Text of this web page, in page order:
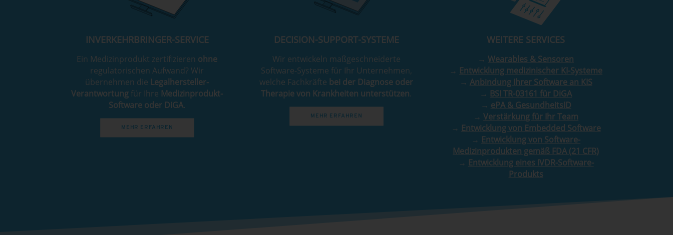
INVERKEHRBRINGER-SERVICE
Ein Medizinprodukt zertifizieren ohne
regulatorischen Aufwand? Wir
übernehmen die Legalhersteller-
Verantwortung für Ihre Medizinprodukt-
Software oder DiGA.
MEHR ERFAHREN
DECISION-SUPPORT-SYSTEME
Wir entwickeln maßgeschneiderte
Software-Systeme für Ihr Unternehmen,
welche Fachkräfte bei der Diagnose oder
Therapie von Krankheiten unterstützen.
MEHR ERFAHREN
WEITERE SERVICES
→ Wearables & Sensoren
→ Entwicklung medizinischer KI-Systeme
→ Anbindung Ihrer Software an KIS
→ BSI TR-03161 für DiGA
→ ePA & GesundheitsID
→Verstärkung für Ihr Team
→ Entwicklung von Embedded Software
→ Entwicklung von Software-
Medizinprodukten gemäß FDA (21 CFR)
→ Entwicklung eines IVDR-Software-
Produkts